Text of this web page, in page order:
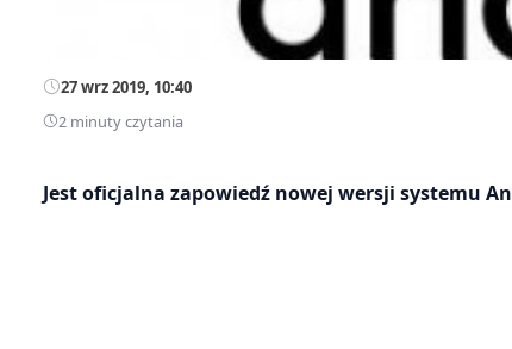
27 wrz 2019, 10:40
2 minuty czytania
Jest oficjalna zapowiedź nowej wersji systemu